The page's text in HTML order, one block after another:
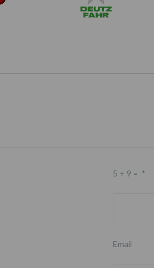
5 + 9 = *
Email